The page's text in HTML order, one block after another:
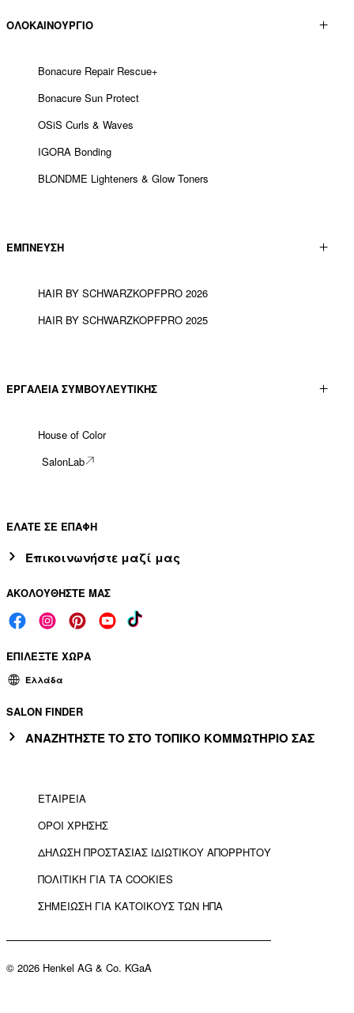
ΟΛΟΚΑΙΝΟΥΡΓΙΟ
Bonacure Repair Rescue+
Bonacure Sun Protect
OSiS Curls & Waves
IGORA Bonding
BLONDME Lighteners & Glow Toners
ΕΜΠΝΕΥΣΗ
HAIR BY SCHWARZKOPFPRO 2026
HAIR BY SCHWARZKOPFPRO 2025
ΕΡΓΑΛΕΊΑ ΣΥΜΒΟΥΛΕΥΤΙΚΉΣ
House of Color
SalonLab
ΕΛΑΤΕ ΣΕ ΕΠΑΦΗ
Επικοινωνήστε μαζί μας
ΑΚΟΛΟΥΘΗΣΤΕ ΜΑΣ
ΕΠΙΛΕΞΤΕ ΧΩΡΑ
Ελλάδα
SALON FINDER
ΑΝΑΖΗΤΗΣΤΕ ΤΟ ΣΤΟ ΤΟΠΙΚΟ ΚΟΜΜΩΤΗΡΙΟ ΣΑΣ
ΕΤΑΙΡΕΙΑ
ΟΡΟΙ ΧΡΗΣΗΣ
ΔΗΛΩΣΗ ΠΡΟΣΤΑΣΙΑΣ ΙΔΙΩΤΙΚΟΥ ΑΠΟΡΡΗΤΟΥ
ΠΟΛΙΤΙΚΗ ΓΙΑ ΤΑ COOKIES
ΣΗΜΕΙΩΣΗ ΓΙΑ ΚΑΤΟΙΚΟΥΣ ΤΩΝ ΗΠΑ
© 2026 Henkel AG & Co. KGaA